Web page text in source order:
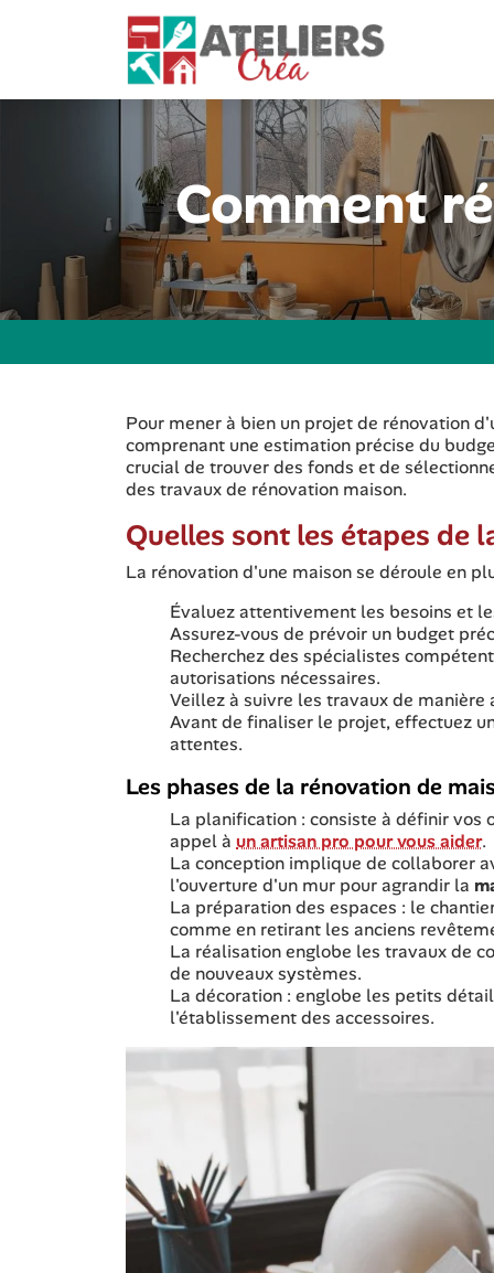
Comment
Pour mener à bien un projet de rénovation
comprenant une estimation précise du
crucial de trouver des fonds et de
des travaux de rénovation maison.
Quelles sont les étapes de
La rénovation d'une maison se déroule en
Évaluez attentivement les besoins et
Assurez-vous de prévoir un budget
Recherchez des spécialistes
autorisations nécessaires.
Veillez à suivre les travaux de
Avant de finaliser le projet, effectuez
attentes.
Les phases de la rénovation de
La planification : consiste à définir
appel à un artisan pro pour vous aider.
La conception implique de collaborer
l'ouverture d'un mur pour agrandir la
La préparation des espaces : le
comme en retirant les anciens
La réalisation englobe les travaux de
de nouveaux systèmes.
La décoration : englobe les petits
l'établissement des accessoires.